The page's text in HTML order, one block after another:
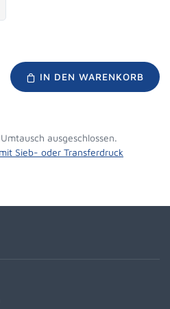
IN DEN WARENKORB
ausgeschlossen.
Sieb- oder Transferdruck